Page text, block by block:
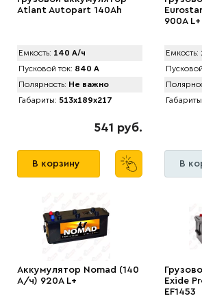
Atlant Autopart 140Ah
Емкость: 140 А/ч
Пусковой ток: 840 А
Полярность: Не важно
Габариты: 513x189x217
541 руб.
В корзину
900A L+
Емкость:
В
Аккумулятор Nomad (140
А/ч) 920A L+
Exide
EF1453